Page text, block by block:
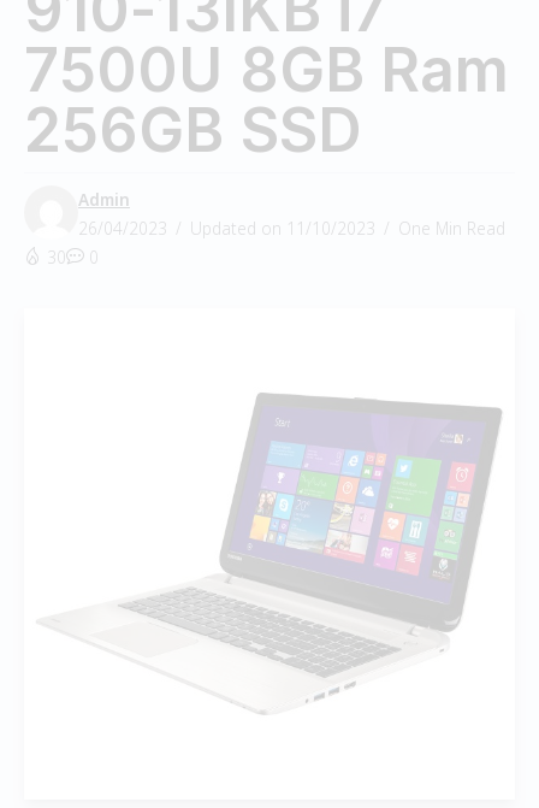
7500U 8GB Ram
256GB SSD
Admin
26/04/2023
Updated on 11/10/2023
One Min Read
30
0